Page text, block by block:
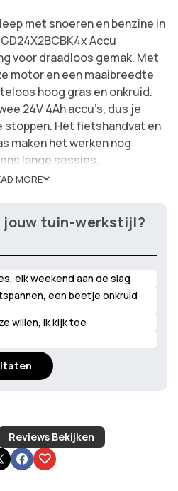
met snoeren en benzine in
Accu
voor draadloos gemak. Met
motor en een maaibreedte
hoog gras en onkruid.
24V 4Ah accu’s, dus je
Het fietshandvat en
maken het werken nog
lange sessies.
vergeleken met
met deze bosmaaier
fluitje van een cent!
voor efficiënt maaien
voor meer kracht en
accu’s en oplader
en fietshandvat voor
MORE
jouw tuin-werkstijl?
elk weekend aan de slag
een beetje onkruid
willen, ik kijk toe
Reviews Bekijken